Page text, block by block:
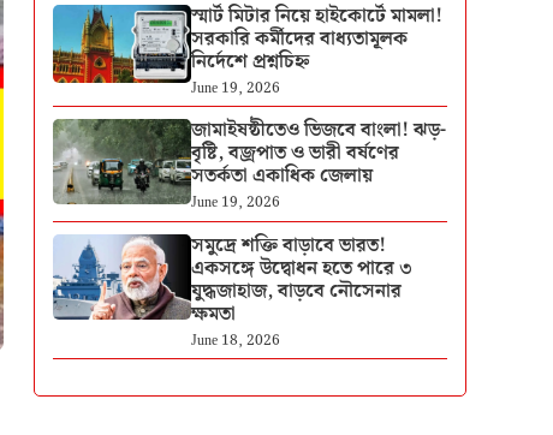
স্মার্ট মিটার নিয়ে হাইকোর্টে মামলা!
সরকারি কর্মীদের বাধ্যতামূলক
নির্দেশে প্রশ্নচিহ্ন
June 19, 2026
জামাইষষ্ঠীতেও ভিজবে বাংলা! ঝড়-
বৃষ্টি, বজ্রপাত ও ভারী বর্ষণের
সতর্কতা একাধিক জেলায়
June 19, 2026
সমুদ্রে শক্তি বাড়াবে ভারত!
একসঙ্গে উদ্বোধন হতে পারে ৩
যুদ্ধজাহাজ, বাড়বে নৌসেনার
ক্ষমতা
June 18, 2026